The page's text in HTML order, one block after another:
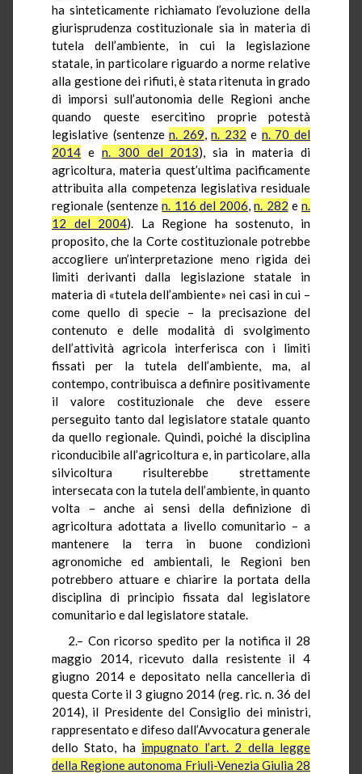
ha sinteticamente richiamato l’evoluzione della
giurisprudenza costituzionale sia in materia di
tutela dell’ambiente, in cui la legislazione
statale, in particolare riguardo a norme relative
alla gestione dei rifiuti, è stata ritenuta in grado
di imporsi sull’autonomia delle Regioni anche
quando queste esercitino proprie potestà
legislative (sentenzen. 269,n. 232 e n. 70 del
2014 e n. 300 del 2013), sia in materia di
agricoltura, materia quest’ultima pacificamente
attribuita alla competenza legislativa residuale
regionale (sentenzen. 116 del 2006,n. 282 en.
12 del 2004). La Regione ha sostenuto, in
proposito, che la Corte costituzionale potrebbe
accogliere un’interpretazione meno rigida dei
limiti derivanti dalla legislazione statale in
materia di «tutela dell’ambiente» nei casi in cui –
come quello di specie – la precisazione del
contenuto e delle modalità di svolgimento
dell’attività agricola interferisca con i limiti
fissati per la tutela dell’ambiente, ma, al
contempo, contribuisca a definire positivamente
il valore costituzionale che deve essere
perseguito tanto dal legislatore statale quanto
da quello regionale. Quindi, poiché la disciplina
riconducibile all’agricoltura e, in particolare, alla
silvicoltura risulterebbe strettamente
intersecata con la tutela dell’ambiente, in quanto
volta – anche ai sensi della definizione di
agricoltura adottata a livello comunitario – a
mantenere la terra in buone condizioni
agronomiche ed ambientali, le Regioni ben
potrebbero attuare e chiarire la portata della
disciplina di principio fissata dal legislatore
comunitario e dal legislatore statale.
2.– Con ricorso spedito per la notifica il 28
maggio 2014, ricevuto dalla resistente il 4
giugno 2014 e depositato nella cancelleria di
questa Corte il 3 giugno 2014 (reg. ric. n. 36 del
2014), il Presidente del Consiglio dei ministri,
rappresentato e difeso dall’Avvocatura generale
dello Stato, ha impugnato l’art. 2 della legge
della Regione autonoma Friuli-Venezia Giulia 28